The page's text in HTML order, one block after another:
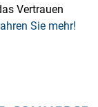
Vertrauen
Sie mehr!